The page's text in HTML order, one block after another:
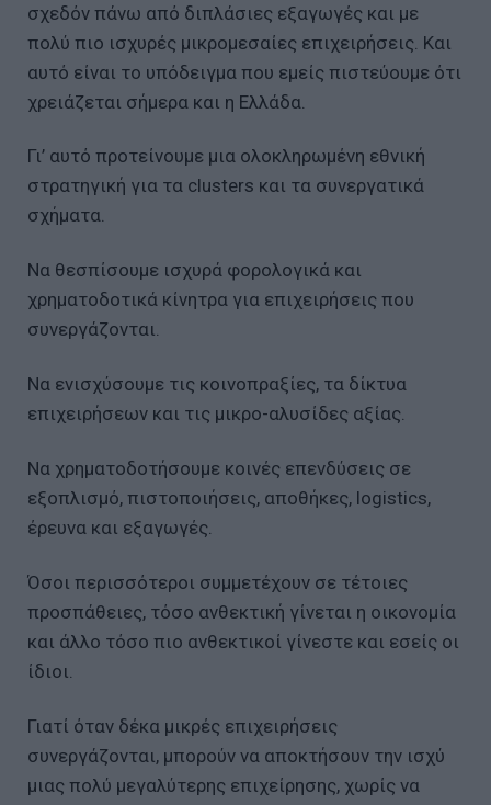
σχεδόν πάνω από διπλάσιες εξαγωγές και με
πολύ πιο ισχυρές μικρομεσαίες επιχειρήσεις. Και
αυτό είναι το υπόδειγμα που εμείς πιστεύουμε ότι
χρειάζεται σήμερα και η Ελλάδα.
Γι’ αυτό προτείνουμε μια ολοκληρωμένη εθνική
στρατηγική για τα clusters και τα συνεργατικά
σχήματα.
Να θεσπίσουμε ισχυρά φορολογικά και
χρηματοδοτικά κίνητρα για επιχειρήσεις που
συνεργάζονται.
Να ενισχύσουμε τις κοινοπραξίες, τα δίκτυα
επιχειρήσεων και τις μικρο-αλυσίδες αξίας.
Να χρηματοδοτήσουμε κοινές επενδύσεις σε
εξοπλισμό, πιστοποιήσεις, αποθήκες, logistics,
έρευνα και εξαγωγές.
Όσοι περισσότεροι συμμετέχουν σε τέτοιες
προσπάθειες, τόσο ανθεκτική γίνεται η οικονομία
και άλλο τόσο πιο ανθεκτικοί γίνεστε και εσείς οι
ίδιοι.
Γιατί όταν δέκα μικρές επιχειρήσεις
συνεργάζονται, μπορούν να αποκτήσουν την ισχύ
μιας πολύ μεγαλύτερης επιχείρησης, χωρίς να